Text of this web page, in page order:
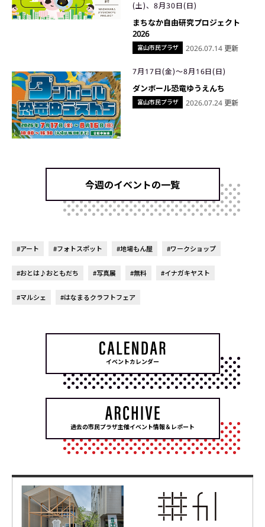
富山市民プラザ
(土)、8月30日(日)
まちなか自由研究プロジェクト
2026
2026.07.14 更新
富山市民プラザ
7月17日(金)〜8月16日(日)
ダンボール恐竜ゆうえんち
2026.07.24 更新
今週のイベントの一覧
#アート #フォトスポット #地場もん屋 #ワークショップ
#おとは♪おともだち #写真展 #無料 #イナガキヤスト
#マルシェ #はなまるクラフトフェア
イベントカレンダー
過去の市民プラザ主催イベント情報＆レポート